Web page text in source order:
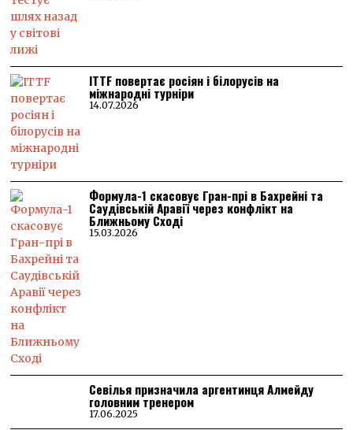
ITTF повертає росіян і білорусів на
міжнародні турніри
14.07.2026
Формула-1 скасовує Гран-прі в Бахрейні та
Саудівській Аравії через конфлікт на
Ближньому Сході
15.03.2026
Севілья призначила аргентинця Алмейду
головним тренером
17.06.2025